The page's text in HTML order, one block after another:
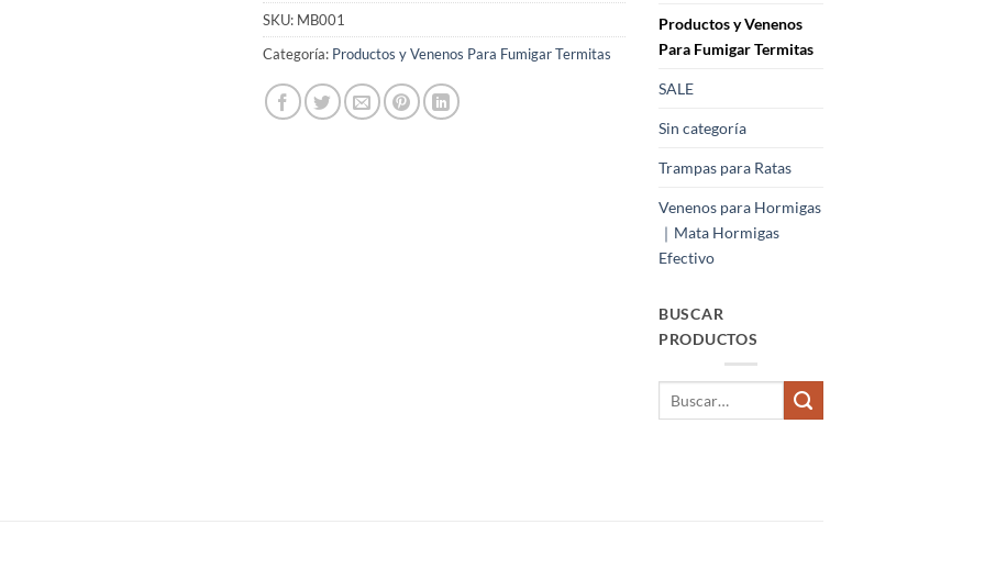
SKU: MB001
Categoría: Productos y Venenos Para Fumigar Termitas
Productos y Venenos
Para Fumigar Termitas
SALE
Sin categoría
Trampas para Ratas
Venenos para Hormigas
｜Mata Hormigas
Efectivo
BUSCAR
PRODUCTOS